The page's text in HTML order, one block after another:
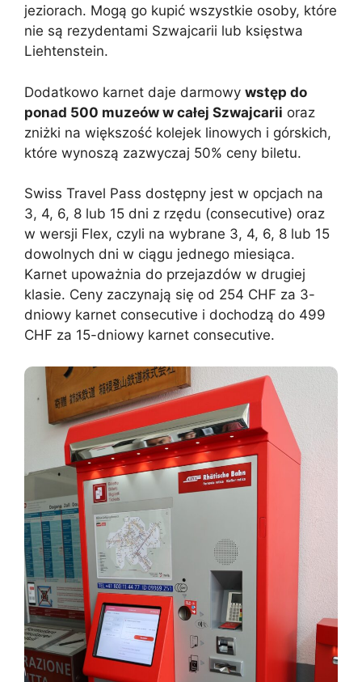
jeziorach. Mogą go kupić wszystkie osoby, które
nie są rezydentami Szwajcarii lub księstwa
Liehtenstein.
Dodatkowo karnet daje darmowy wstęp do
ponad 500 muzeów w całej Szwajcarii oraz
zniżki na większość kolejek linowych i górskich,
które wynoszą zazwyczaj 50% ceny biletu.
Swiss Travel Pass dostępny jest w opcjach na
3, 4, 6, 8 lub 15 dni z rzędu (consecutive) oraz
w wersji Flex, czyli na wybrane 3, 4, 6, 8 lub 15
dowolnych dni w ciągu jednego miesiąca.
Karnet upoważnia do przejazdów w drugiej
klasie. Ceny zaczynają się od 254 CHF za 3-
dniowy karnet consecutive i dochodzą do 499
CHF za 15-dniowy karnet consecutive.